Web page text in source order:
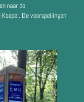
naar de
De voorspellingen